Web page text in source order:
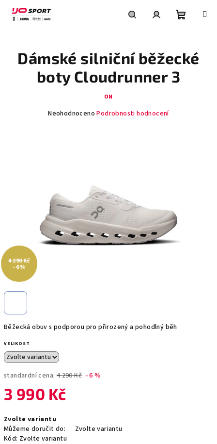
obsah
košík
Běžecká obuv s podporou pro přirozený a pohodlný běh
VELIKOST
standardní cena: 4 290 Kč –6 %
3 990 Kč
cena:
Zvolte variantu
Můžeme doručit do:
Zvolte variantu
Kód: Zvolte variantu
Dámské silniční běžecké
boty Cloudrunner 3
ON
Průměrné
Neohodnoceno Podrobnosti hodnocení
4 290 Kč
–6 %